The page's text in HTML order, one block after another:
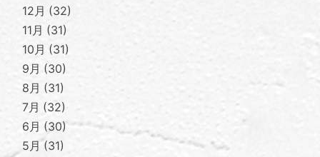
12月
32
11月
31
10月
31
9月
30
8月
31
7月
32
6月
30
5月
31